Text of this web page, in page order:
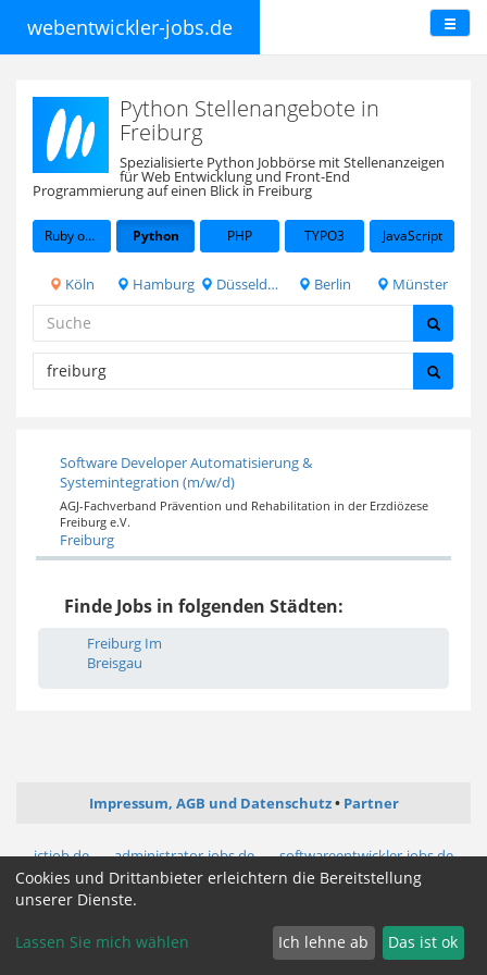
webentwickler-jobs.de
Python Stellenangebote in
Freiburg
Spezialisierte Python Jobbörse mit Stellenanzeigen
für Web Entwicklung und Front-End
Programmierung auf einen Blick in Freiburg
Ruby on Rails Python PHP TYPO3 JavaScript
Köln Hamburg Düsseldorf Berlin Münster
Software Developer Automatisierung &
Systemintegration (m/w/d)
AGJ-Fachverband Prävention und Rehabilitation in der Erzdiözese
Freiburg e.V.
Freiburg
Finde Jobs in folgenden Städten:
Freiburg Im
Breisgau
Impressum, AGB und Datenschutz Partner
ictjob.de administrator-jobs.de
softwareentwickler-jobs.de
mediengestalter-jobs.de
Cookie Zustimmung ändern
Cookies und Drittanbieter erleichtern die Bereitstellung
unserer Dienste.
Lassen Sie mich wählen Ich lehne ab Das ist ok